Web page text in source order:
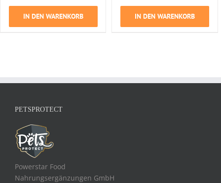
IN DEN WARENKORB IN DEN WARENKORB
PETSPROTECT
Powerstar Food
Nahrungsergänzungen GmbH